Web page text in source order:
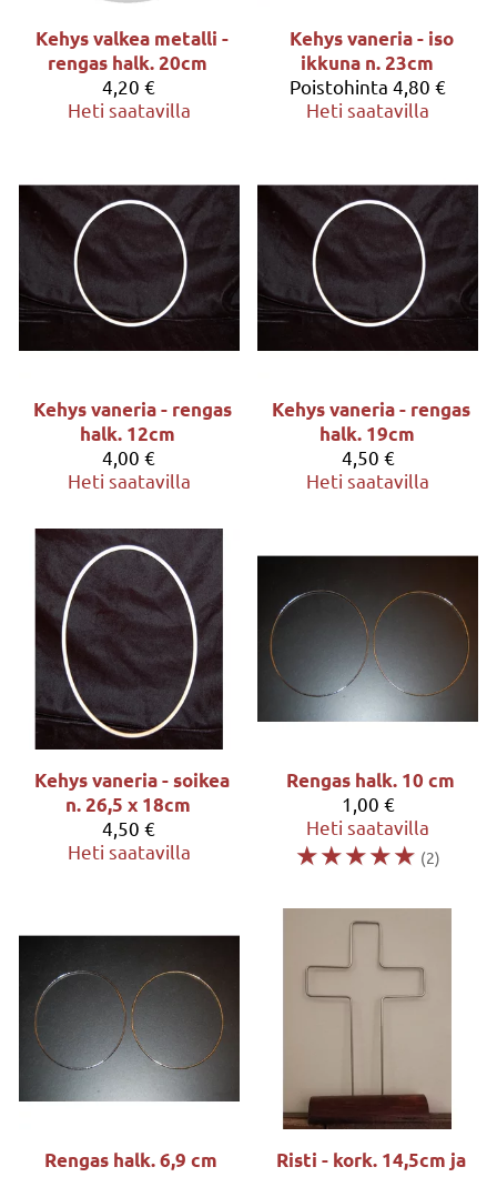
Kehys valkea metalli -
rengas halk. 20cm
4,20 €
Heti saatavilla
Kehys vaneria - iso
ikkuna n. 23cm
Poistohinta 4,80 €
Heti saatavilla
Kehys vaneria - rengas
halk. 12cm
4,00 €
Heti saatavilla
Kehys vaneria - rengas
halk. 19cm
4,50 €
Heti saatavilla
Kehys vaneria - soikea
n. 26,5 x 18cm
4,50 €
Heti saatavilla
Rengas halk. 10 cm
1,00 €
Heti saatavilla
☆☆☆☆☆ (2)
Rengas halk. 6,9 cm
Risti - kork. 14,5cm ja